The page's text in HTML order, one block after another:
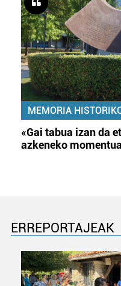
MEMORIA
«Gai tabua izan da
azkeneko
ERREPORTAJEAK